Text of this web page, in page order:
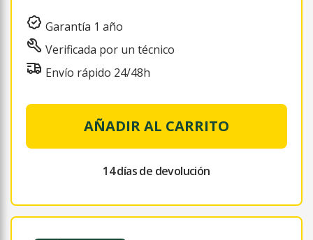
Garantía 1 año
Verificada por un técnico
Envío rápido 24/48h
AÑADIR AL CARRITO
14 días de devolución